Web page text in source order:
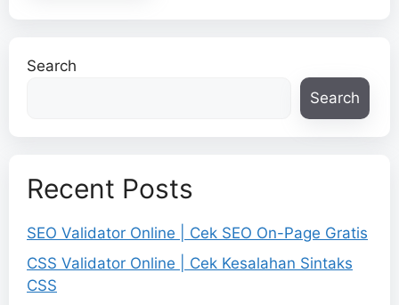
Search
Search
Recent Posts
SEO Validator Online | Cek SEO On-Page Gratis
CSS Validator Online | Cek Kesalahan Sintaks
CSS